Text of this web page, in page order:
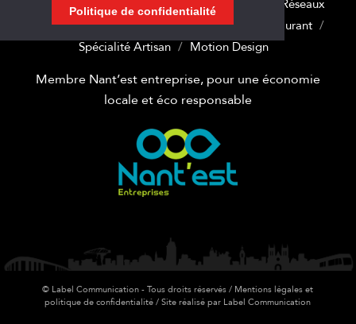
Enseigne
Signalétique Site internet
Réseaux
sociaux
Marquage adhésif
Spécialité Restaurant
Spécialité Artisan
Motion Design
Membre Nant’est entreprise, pour une économie
locale et éco responsable
© Label Communication - Tous droits réservés / Mentions légales et
politique de confidentialité / Site réalisé par Label Communication
Politique de confidentialité